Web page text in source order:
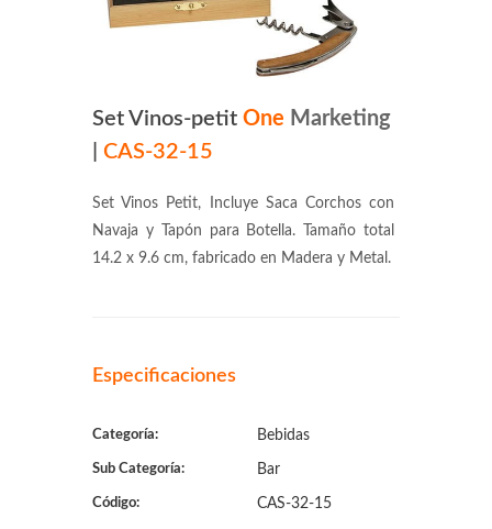
Set Vinos-petit One Marketing
CAS-32-15
Set Vinos Petit, Incluye Saca Corchos con
Navaja y Tapón para Botella. Tamaño total
14.2 x 9.6 cm, fabricado en Madera y Metal.
Especificaciones
Categoría: Bebidas
Sub Categoría: Bar
Código: CAS-32-15